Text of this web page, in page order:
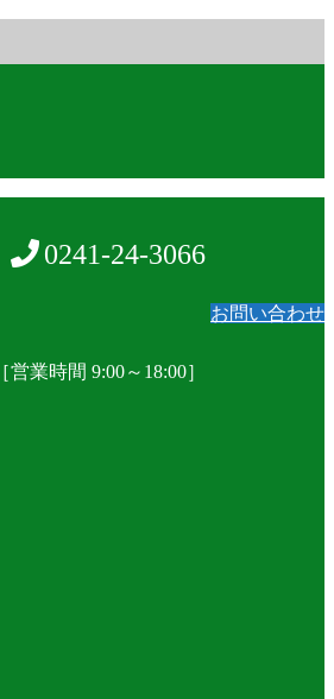
0241-24-3066
［営業時間 9:00～18:00］
お問い合わせ